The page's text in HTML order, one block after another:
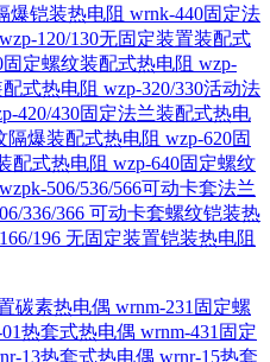
爆铠装热电阻 wrnk-440固定法
wzp-120/130无固定装置装配式
固定螺纹装配式热电阻 wzp-
式热电阻 wzp-320/330活动法
420/430固定法兰装配式热电
隔爆装配式热电阻 wzp-620固
配式热电阻 wzp-640固定螺纹
wzpk-506/536/566可动卡套法兰
336/366 可动卡套螺纹铠装热
196 无固定装置铠装热电阻
碳素热电偶 wrnm-231固定螺
热套式热电偶 wrnm-431固定
13热套式热电偶 wrnr-15热套